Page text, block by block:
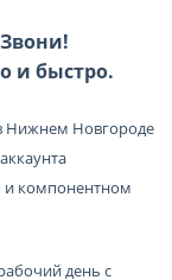
и быстро.
Нижнем Новгороде
компонентном
день с